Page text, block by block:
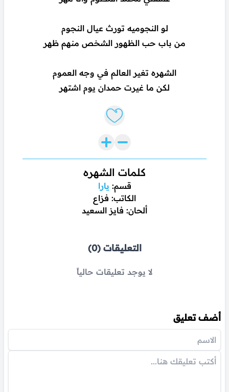
لو النجوميه تورث عيال النجوم
من باب حب الظهور الشخص منهم ظهر
الشهره تغير العالم في وجه العموم
لكن ما غيرت حمدان يوم اشتهر
Like lyrics
كلمات الشهره
قسم: يارا
الكاتب: فزاع
ألحان: فايز السعيد
التعليقات (0)
لا يوجد تعليقات حالياً
أضف تعليق